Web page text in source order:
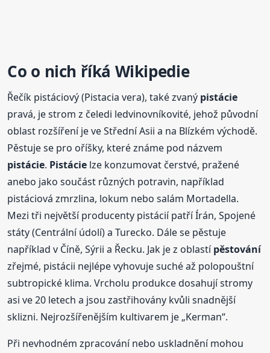
Co o nich říká Wikipedie
Řečík pistáciový (Pistacia vera), také zvaný pistácie
pravá, je strom z čeledi ledvinovníkovité, jehož původní
oblast rozšíření je ve Střední Asii a na Blízkém východě.
Pěstuje se pro oříšky, které známe pod názvem
pistácie. Pistácie lze konzumovat čerstvé, pražené
anebo jako součást různých potravin, například
pistáciová zmrzlina, lokum nebo salám Mortadella.
Mezi tři největší producenty pistácií patří Írán, Spojené
státy (Centrální údolí) a Turecko. Dále se pěstuje
například v Číně, Sýrii a Řecku. Jak je z oblastípěstování
zřejmé, pistácii nejlépe vyhovuje suché až polopouštní
subtropické klima. Vrcholu produkce dosahují stromy
asi ve 20 letech a jsou zastřihovány kvůli snadnější
sklizni. Nejrozšířenějším kultivarem je „Kerman“.
Při nevhodném zpracování nebo uskladnění mohou